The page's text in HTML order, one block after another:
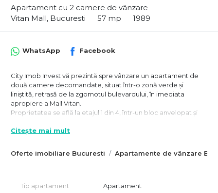
Apartament cu 2 camere de vânzare
Vitan Mall, Bucuresti
57 mp 1989
Oferte imobiliare Bucuresti Apartamente de vânzare
WhatsApp Facebook
City Imob Invest vă prezintă spre vânzare un apartament de
două camere decomandate, situat într-o zonă verde și
liniștită, retrasă de la zgomotul bulevardului, în imediata
apropiere a Mall Vitan.
Proprietatea se află la etajul 1 din 4, într-un bloc anvelopat și
62 mp totali, cu multiple zone de depozitare și o
persoane active sau familii aflate la început de drum.
urmă cu aproximativ 5 ani, balconul este închis în geamuri
Citește mai mult
Tip apartament Apartament